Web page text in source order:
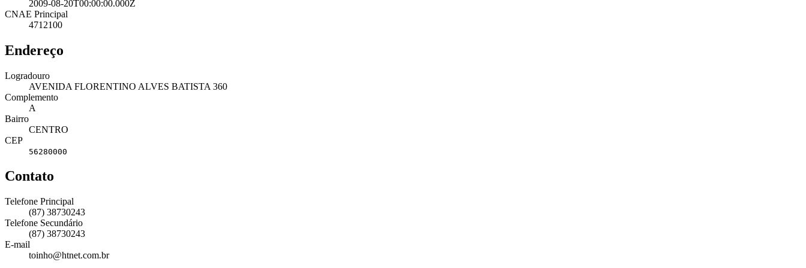
2009-08-20T00:00:00.000Z
CNAE Principal
4712100
Endereço
Logradouro
AVENIDA FLORENTINO ALVES BATISTA 360
Complemento
A
Bairro
CENTRO
CEP
56280000
Contato
Telefone Principal
(87) 38730243
Telefone Secundário
(87) 38730243
E-mail
toinho@htnet.com.br